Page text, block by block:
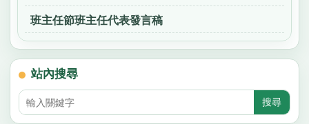
班主任節班主任代表發言稿
站內搜尋